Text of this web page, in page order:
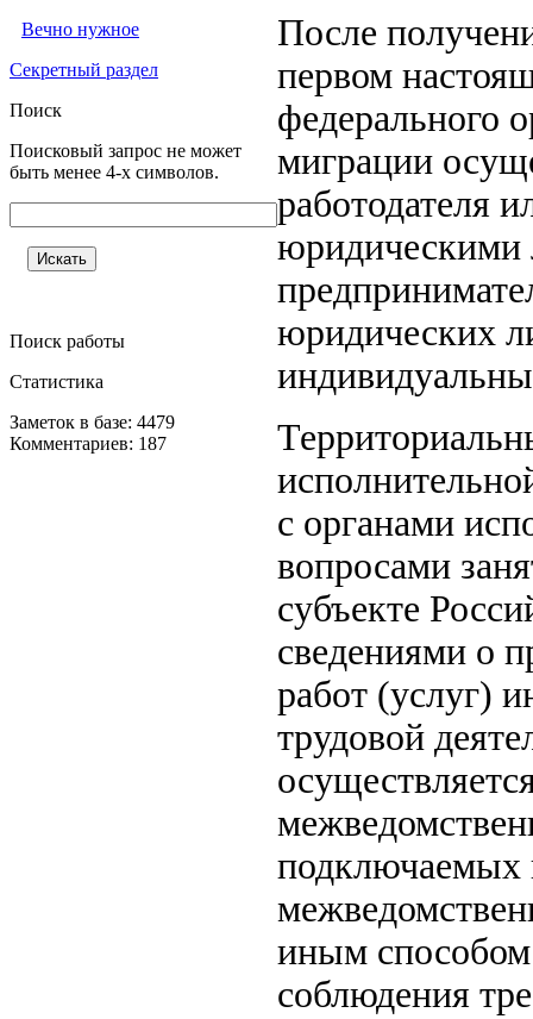
Вечно нужное
Секретный раздел
Поиск
Поисковый запрос не может
быть менее 4-х символов.
Поиск работы
Статистика
Заметок в базе: 4479
Комментариев: 187
После
первом
федерального
миграции
работодателя
юридическими
юридических
с органами
вопросами
субъекте
сведениями о
работ (услуг)
трудовой
подключаемых
иным способом
соблюдения